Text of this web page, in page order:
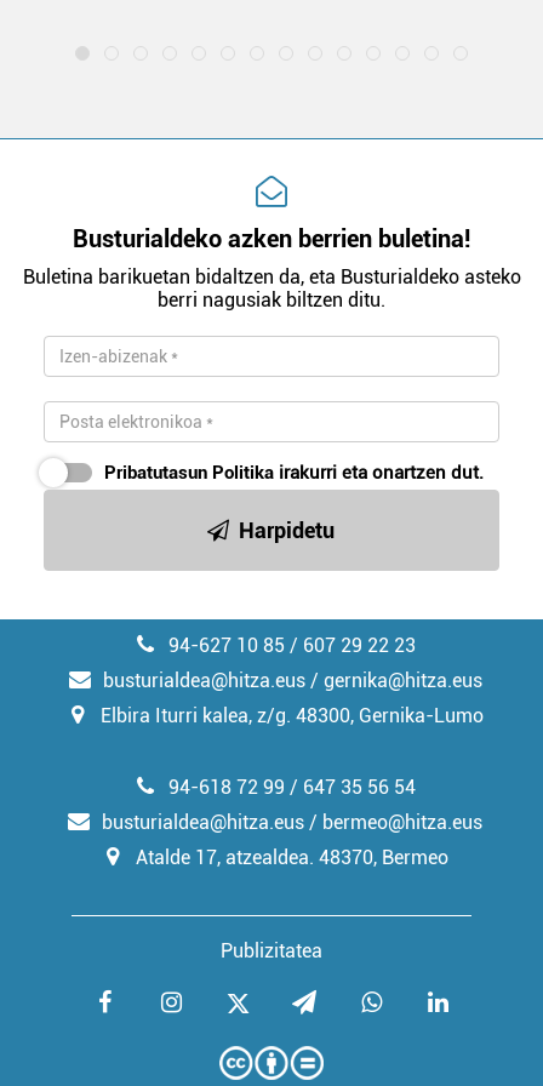
Busturialdeko azken berrien buletina!
Buletina barikuetan bidaltzen da, eta Busturialdeko asteko
berri nagusiak biltzen ditu.
Pribatutasun Politika irakurri eta onartzen dut.
Harpidetu
94-627 10 85 / 607 29 22 23
busturialdea@hitza.eus / gernika@hitza.eus
Elbira Iturri kalea, z/g. 48300, Gernika-Lumo
Publizitatea
94-618 72 99 / 647 35 56 54
busturialdea@hitza.eus / bermeo@hitza.eus
Atalde 17, atzealdea. 48370, Bermeo